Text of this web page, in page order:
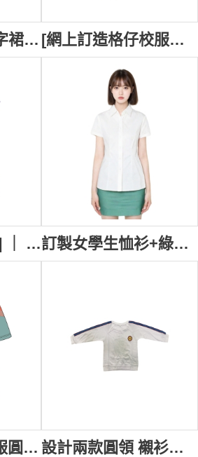
[網上訂製無袖A字裙校服] ｜ 無袖圓領連衣裙｜藍色A字裙｜ 校服生產商 SU376 [網上訂造格仔校服裙] ｜ 黃色領結修身校服格仔裙 ｜灰色A字裙｜ 校服供應商 SU375
[訂製格仔校服裙] ｜ 設計大量修身校服格仔裙 ｜藍色A字裙｜ 校服製衣廠 SU374 訂製女學生恤衫+綠色裙套裝 設計修腰女裝恤衫 庇理羅士女子中學 TR/TC 學生升旗制服 校服生產商 SU372
訂製夏季短袖校服圓領設計 夏季運動校服 活動T恤 李鄭屋官立小學 運動校服定制 SU367 設計兩款圓領 襯衫領T恤 設計撞色彩色條 山景邨浸信會幼稚園 (SKEBK) 校服生產商 SU337